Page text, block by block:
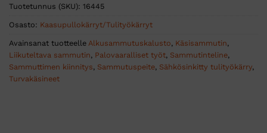
Tuotetunnus (SKU): 16445
Osasto: Kaasupullokärryt/Tulityökärryt
Avainsanat tuotteelle Alkusammutuskalusto, Käsisammutin,
Liikuteltava sammutin, Palovaaralliset työt, Sammutinteline,
Sammuttimen kiinnitys, Sammutuspeite, Sähkösinkitty tulityökärry,
Turvakäsineet